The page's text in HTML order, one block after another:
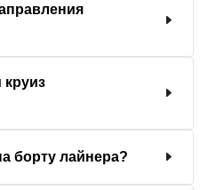
круиз
борту лайнера?